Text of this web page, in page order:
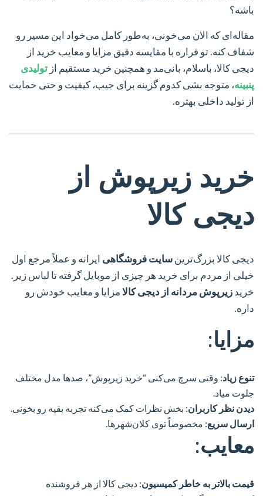
باشه؟
مقاله‌ای که الان می‌خونی، به‌طور کامل می‌خواد این مسیر رو
شفاف کنه. تو قراره با مقایسه دقیق مزایا و معایب خرید از
دیجی کالا، باسلام، بانی‌مد و همچنین خرید مستقیم از تولیدی
پنبینه، متوجه بشی کدوم گزینه برای جیب، کیفیت و حتی حمایت
از تولید داخلی بهتره.
خرید زیرپوش از
دیجی کالا
دیجی کالا بزرگ‌ترینسایت فروشگاهی ایرانه و عملاً مرجع اول
خیلی از مردم برای خرید هر چیزی از موبایل گرفته تا لباس زیر.
خریدزیرپوش مردانه از دیجی کالامزایا و معایب خودش رو
داره.
مزایا:
تنوع زیاد: وقتی سرچ می‌کنی “خرید زیرپوش”، صدها مدل مختلف
جلوت میاد.
دیدن نظر کاربران: بخش نظرات کمک می‌کنه تجربه بقیه رو بخونی.
ارسال سریع: مخصوصاً توی کلان‌شهرها.
معایب:
قیمت بالاتر به خاطر کمیسیون: دیجی کالا از هر فروشنده